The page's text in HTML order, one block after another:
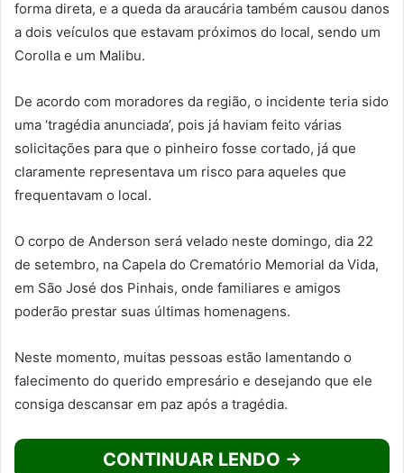
forma direta, e a queda da araucária também causou danos
a dois veículos que estavam próximos do local, sendo um
Corolla e um Malibu.
De acordo com moradores da região, o incidente teria sido
uma ‘tragédia anunciada’, pois já haviam feito várias
solicitações para que o pinheiro fosse cortado, já que
claramente representava um risco para aqueles que
frequentavam o local.
O corpo de Anderson será velado neste domingo, dia 22
de setembro, na Capela do Crematório Memorial da Vida,
em São José dos Pinhais, onde familiares e amigos
poderão prestar suas últimas homenagens.
Neste momento, muitas pessoas estão lamentando o
falecimento do querido empresário e desejando que ele
consiga descansar em paz após a tragédia.
CONTINUAR LENDO →